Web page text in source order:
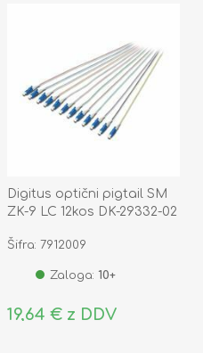
Digitus optični pigtail SM
ZK-9 LC 12kos DK-29332-02
Šifra: 7912009
Zaloga: 10+
19,64 € z DDV